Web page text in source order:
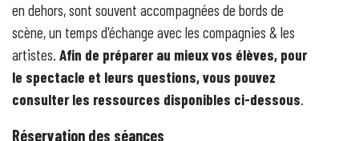
en dehors, sont souvent accompagnées de bords de
scène, un temps d'échange avec les compagnies & les
artistes. Afin de préparer au mieux vos élèves, pour
le spectacle et leurs questions, vous pouvez
consulter les ressources disponibles ci-dessous.
Réservation des séances